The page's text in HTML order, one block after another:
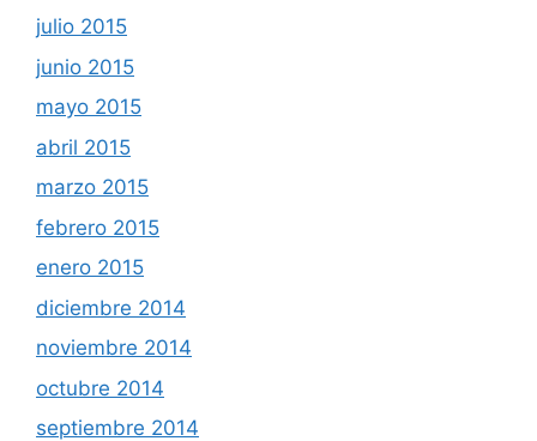
julio 2015
junio 2015
mayo 2015
abril 2015
marzo 2015
febrero 2015
enero 2015
diciembre 2014
noviembre 2014
octubre 2014
septiembre 2014